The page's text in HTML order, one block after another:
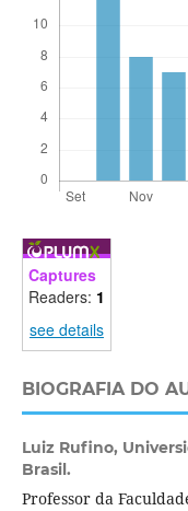
Captures
Readers: 1
see details
BIOGRAFIA DO
Luiz Rufino,
Brasil.
Professor da